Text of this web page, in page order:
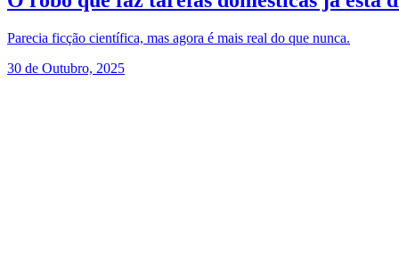
Parecia ficção científica, mas agora é mais real do que nunca.
30 de Outubro, 2025